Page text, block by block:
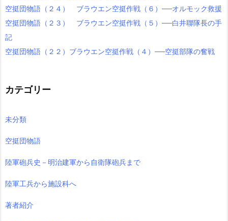
空挺団物語（２４） ブラウエン空挺作戦（６）──オルモック救援
空挺団物語（２３） ブラウエン空挺作戦（５）──白井聯隊長の手
記
空挺団物語（２２）ブラウエン空挺作戦（４）──空挺部隊の奮戦
カテゴリー
未分類
空挺団物語
陸軍砲兵史－明治建軍から自衛隊砲兵まで
陸軍工兵から施設科へ
著者紹介